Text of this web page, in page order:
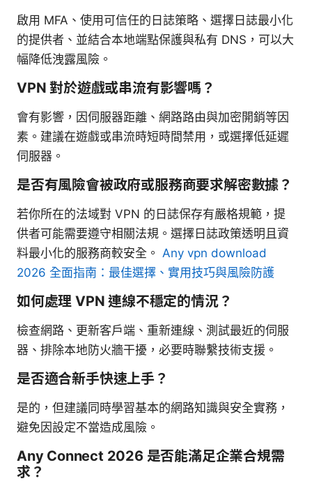
啟用 MFA、使用可信任的日誌策略、選擇日誌最小化
的提供者、並結合本地端點保護與私有 DNS，可以大
幅降低洩露風險。
VPN 對於遊戲或串流有影響嗎？
會有影響，因伺服器距離、網路路由與加密開銷等因
素。建議在遊戲或串流時短時間禁用，或選擇低延遲
伺服器。
是否有風險會被政府或服務商要求解密數據？
若你所在的法域對 VPN 的日誌保存有嚴格規範，提
供者可能需要遵守相關法規。選擇日誌政策透明且資
料最小化的服務商較安全。 Any vpn download
2026 全面指南：最佳選擇、實用技巧與風險防護
如何處理 VPN 連線不穩定的情況？
檢查網路、更新客戶端、重新連線、測試最近的伺服
器、排除本地防火牆干擾，必要時聯繫技術支援。
是否適合新手快速上手？
是的，但建議同時學習基本的網路知識與安全實務，
避免因設定不當造成風險。
Any Connect 2026 是否能滿足企業合規需
求？